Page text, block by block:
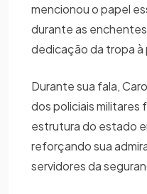
mencionou o papel
durante as
dedicação da tropa à
Durante sua fala,
dos policiais militares
estrutura do estado
reforçando sua
servidores da